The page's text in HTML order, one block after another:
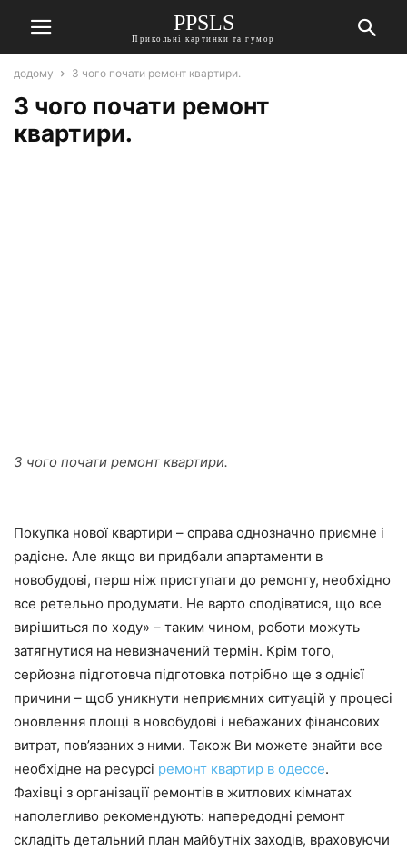
PPSLS
Прикольні картинки та гумор
додому З чого почати ремонт квартири.
З чого почати ремонт
квартири.
З чого почати ремонт квартири.
Покупка нової квартири – справа однозначно приємне і
радісне. Але якщо ви придбали апартаменти в
новобудові, перш ніж приступати до ремонту, необхідно
все ретельно продумати. Не варто сподіватися, що все
вирішиться по ходу» – таким чином, роботи можуть
затягнутися на невизначений термін. Крім того,
серйозна підготовча підготовка потрібно ще з однієї
причини – щоб уникнути неприємних ситуацій у процесі
оновлення площі в новобудові і небажаних фінансових
витрат, пов’язаних з ними. Також Ви можете знайти все
необхідне на ресурсі ремонт квартир в одессе.
Фахівці з організації ремонтів в житлових кімнатах
наполегливо рекомендують: напередодні ремонт
складіть детальний план майбутніх заходів, враховуючи